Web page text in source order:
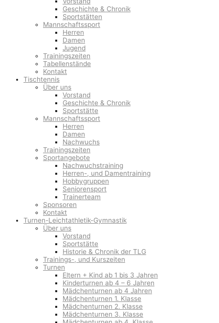
Geschichte & Chronik
Sportstätten
Mannschaftssport
Herren
Damen
Jugend
Trainingszeiten
Tabellenstände
Kontakt
Tischtennis
Über uns
Vorstand
Geschichte & Chronik
Sportstätte
Mannschaftssport
Herren
Damen
Nachwuchs
Trainingszeiten
Sportangebote
Nachwuchstraining
Herren-, und Damentraining
Hobbygruppen
Seniorensport
Trainerteam
Sponsoren
Kontakt
Turnen-Leichtathletik-Gymnastik
Über uns
Vorstand
Sportstätte
Historie & Chronik der TLG
Trainings-, und Kurszeiten
Turnen
Eltern + Kind ab 1 bis 3 Jahren
Kinderturnen ab 4 – 6 Jahren
Mädchenturnen ab 4 Jahren
Mädchenturnen 1. Klasse
Mädchenturnen 2. Klasse
Mädchenturnen 3. Klasse